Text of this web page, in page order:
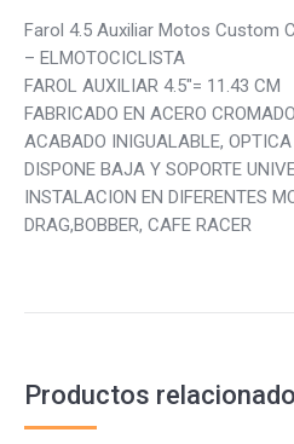
Farol 4.5 Auxiliar Motos Custom
– ELMOTOCICLISTA
FAROL AUXILIAR 4.5″= 11.43 CM
FABRICADO EN ACERO
ACABADO INIGUALABLE,
DISPONE BAJA Y SOPORTE
INSTALACION EN DIFERENTES
DRAG,BOBBER, CAFE RACER
Productos